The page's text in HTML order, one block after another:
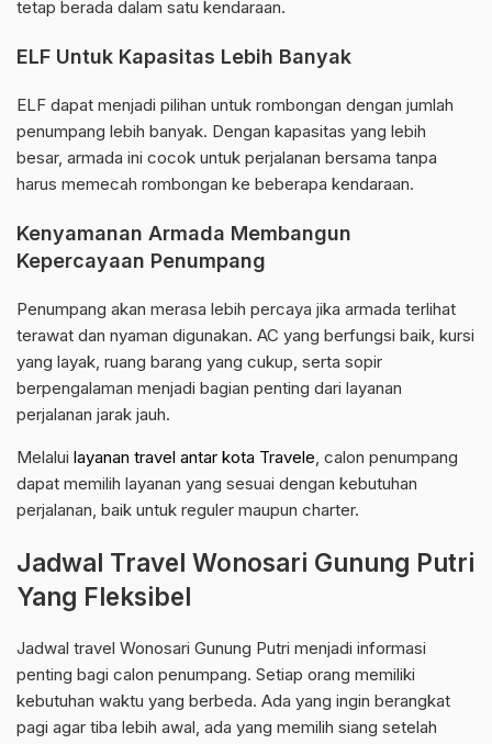
tetap berada dalam satu kendaraan.
ELF Untuk Kapasitas Lebih Banyak
ELF dapat menjadi pilihan untuk rombongan dengan jumlah
penumpang lebih banyak. Dengan kapasitas yang lebih
besar, armada ini cocok untuk perjalanan bersama tanpa
harus memecah rombongan ke beberapa kendaraan.
Kenyamanan Armada Membangun
Kepercayaan Penumpang
Penumpang akan merasa lebih percaya jika armada terlihat
terawat dan nyaman digunakan. AC yang berfungsi baik, kursi
yang layak, ruang barang yang cukup, serta sopir
berpengalaman menjadi bagian penting dari layanan
perjalanan jarak jauh.
Melalui layanan travel antar kota Travele, calon penumpang
dapat memilih layanan yang sesuai dengan kebutuhan
perjalanan, baik untuk reguler maupun charter.
Jadwal Travel Wonosari Gunung Putri
Yang Fleksibel
Jadwal travel Wonosari Gunung Putri menjadi informasi
penting bagi calon penumpang. Setiap orang memiliki
kebutuhan waktu yang berbeda. Ada yang ingin berangkat
pagi agar tiba lebih awal, ada yang memilih siang setelah